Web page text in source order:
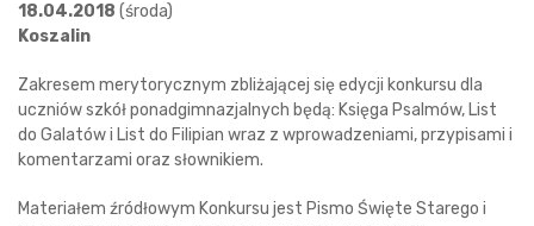
18.04.2018 (środa)
Koszalin
Zakresem merytorycznym zbliżającej się edycji konkursu dla
uczniów szkół ponadgimnazjalnych będą: Księga Psalmów, List
do Galatów i List do Filipian wraz z wprowadzeniami, przypisami i
komentarzami oraz słownikiem.
Materiałem źródłowym Konkursu jest Pismo Święte Starego i